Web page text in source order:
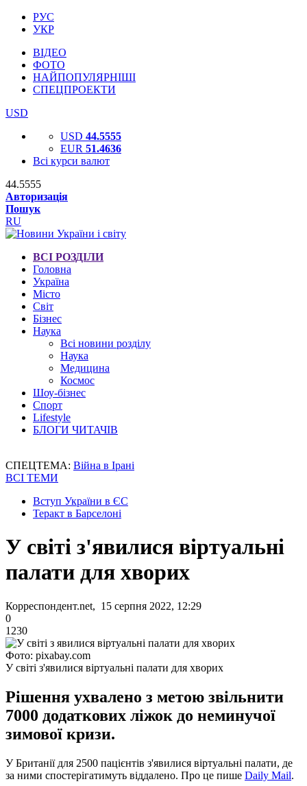
РУС
УКР
ВІДЕО
ФОТО
НАЙПОПУЛЯРНІШІ
СПЕЦПРОЕКТИ
USD
USD 44.5555
EUR 51.4636
Всі курси валют
44.5555
Авторизація
Пошук
RU
ВСІ РОЗДІЛИ
Головна
Україна
Місто
Світ
Бізнес
Наука
Всі новини розділу
Наука
Медицина
Космос
Шоу-бізнес
Спорт
Lifestyle
БЛОГИ ЧИТАЧІВ
СПЕЦТЕМА: Війна в Ірані
ВСІ ТЕМИ
Вступ України в ЄС
Теракт в Барселоні
У світі з'явилися віртуальні
палати для хворих
Корреспондент.net, 15 серпня 2022, 12:29
0
1230
Фото: pixabay.com
У світі з'явилися віртуальні палати для хворих
Рішення ухвалено з метою звільнити
7000 додаткових ліжок до неминучої
зимової кризи.
У Британії для 2500 пацієнтів з'явилися віртуальні палати, де
за ними спостерігатимуть віддалено. Про це пише Daily Mail.